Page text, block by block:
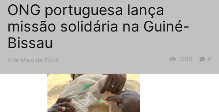
ONG portuguesa lança
missão solidária na Guiné-
Bissau
8 de Maio de 2024 0
1209